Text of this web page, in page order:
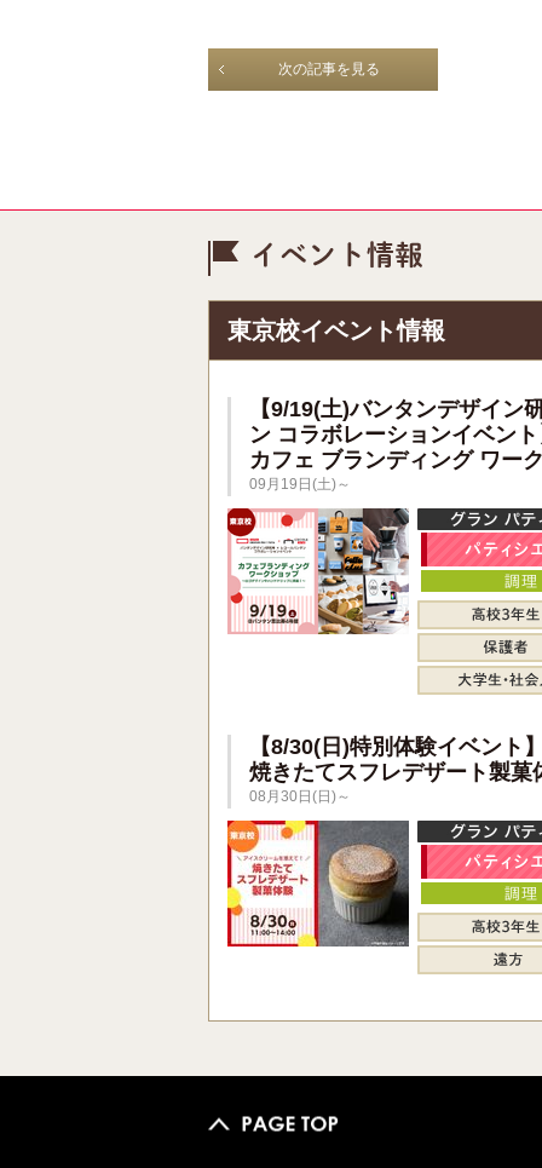
次の記事を見る
東京校イベント情報
【9/19(土)バンタンデザイン
ン コラボレーションイベン
カフェ ブランディング ワー
09月19日(土)～
【8/30(日)特別体験イベント
焼きたてスフレデザート製菓
08月30日(日)～